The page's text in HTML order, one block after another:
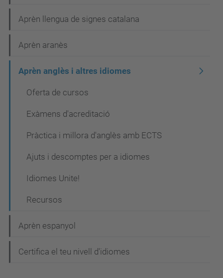
a
v
g
Aprèn llengua de signes catalana
Aprèn aranès
Aprèn anglès i altres idiomes
Oferta de cursos
Exàmens d'acreditació
Pràctica i millora d'anglès amb ECTS
Ajuts i descomptes per a idiomes
Idiomes Unite!
Recursos
Aprèn espanyol
Certifica el teu nivell d'idiomes